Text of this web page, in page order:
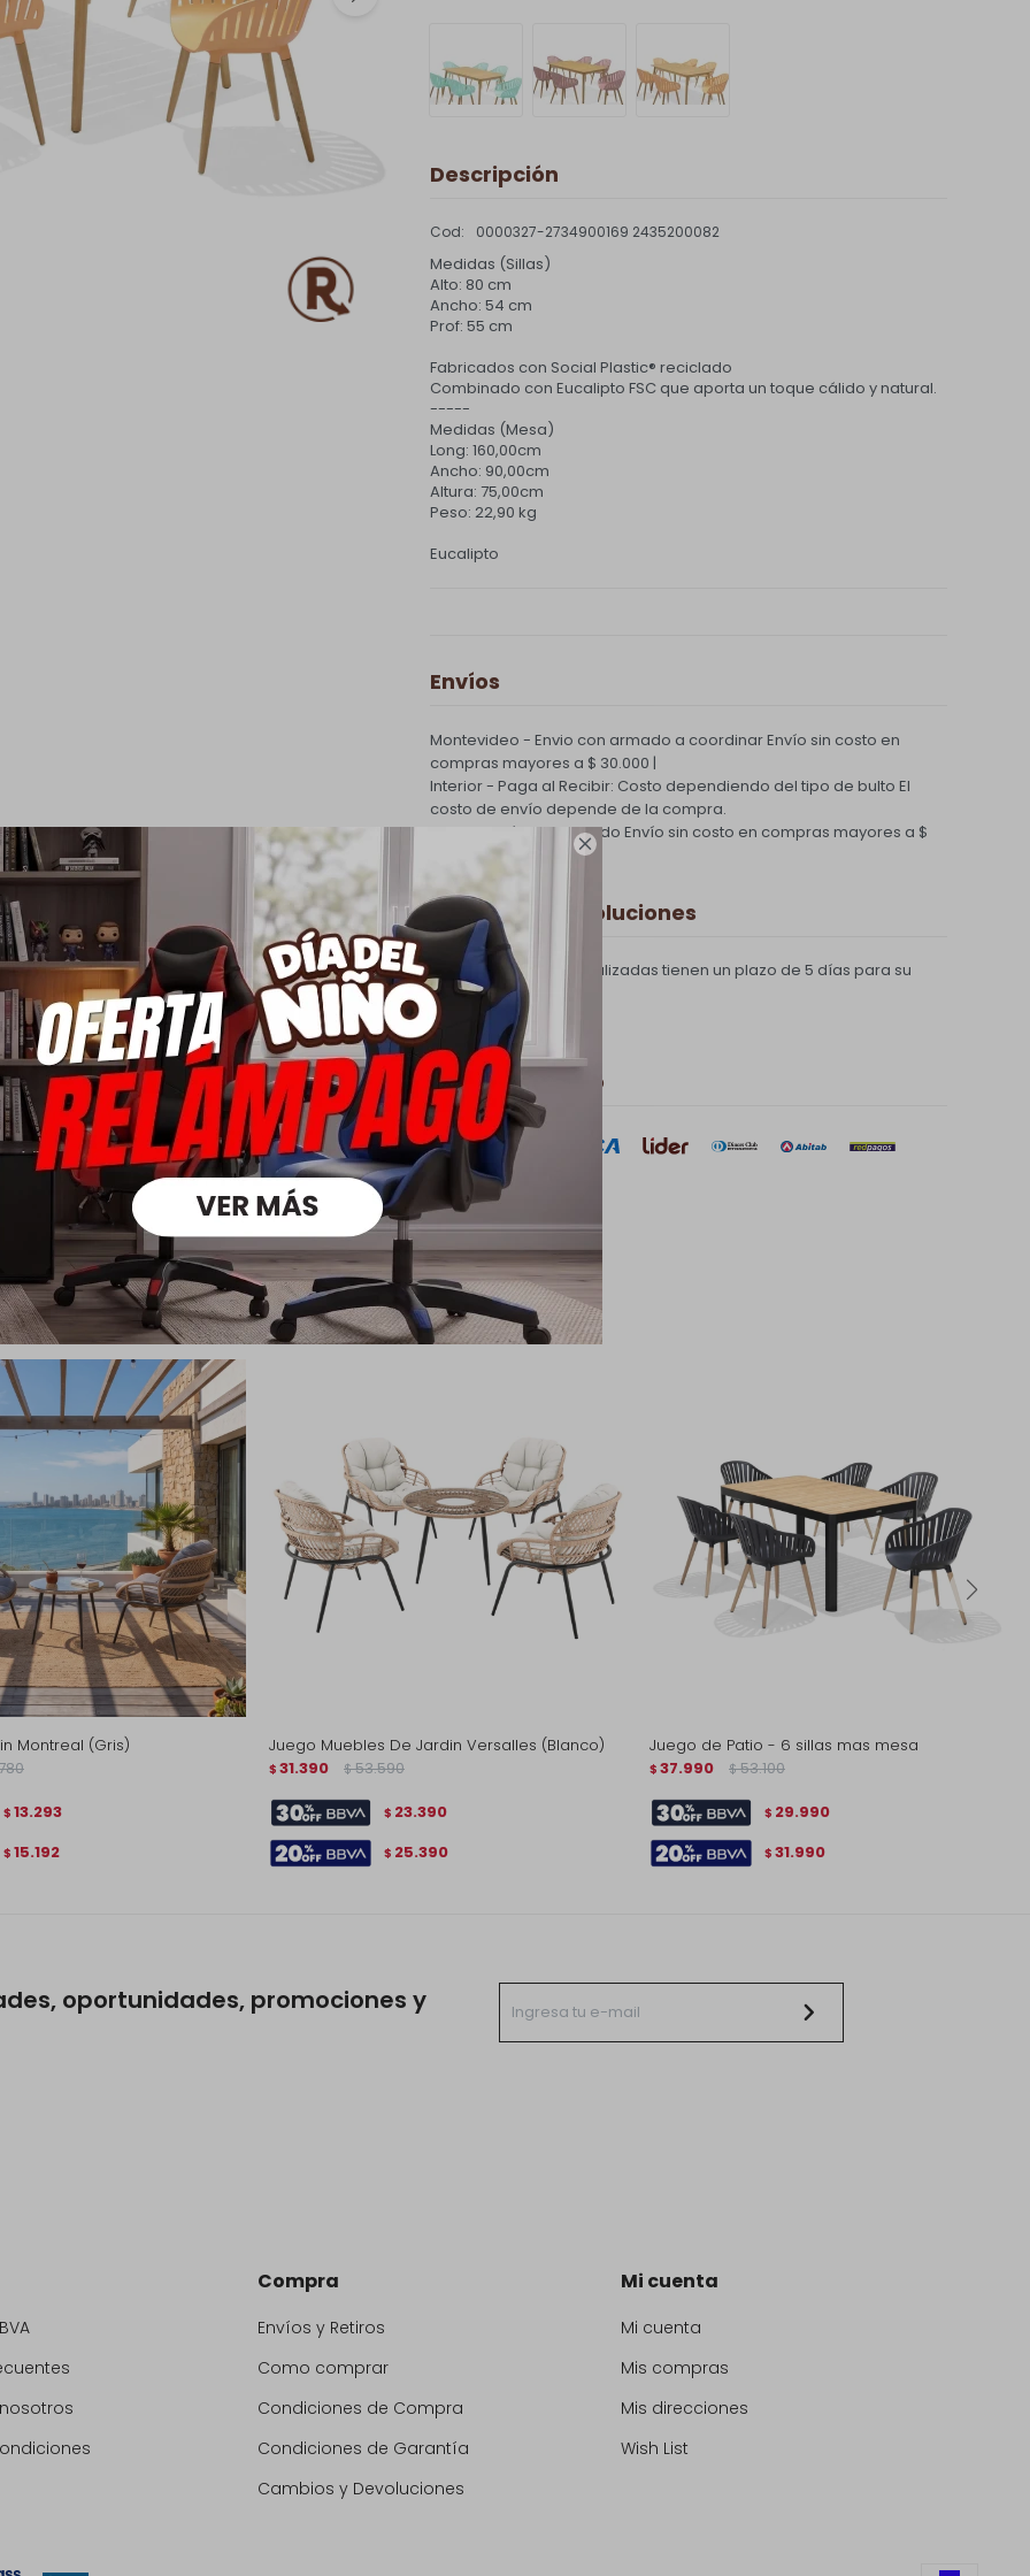

Descripción
0000327-2734900169 2435200082
Medidas (Sillas)
Alto: 80 cm
Ancho: 54 cm
Prof: 55 cm
Fabricados con Social Plastic® reciclado
Combinado con Eucalipto FSC que aporta un toque cálido y natural.
-----
Medidas (Mesa)
Long: 160,00cm
Ancho: 90,00cm
Altura: 75,00cm
Peso: 22,90 kg
Eucalipto
Envíos
Montevideo - Envio con armado a coordinarEnvío sin costo en
compras mayores a $ 30.000 |
Interior - Paga al Recibir: Costo dependiendo del tipo de bulto El
costo de envío depende de la compra.
PQuick Envío Coordinado Envío sin costo en compras mayores a $
30.000 |
Cambios y Devoluciones
Todas las compras realizadas tienen un plazo de 5 días para su
cambio.
Ver mas
Medios de pago
que te pueden interesar
Montreal (Gris)
$ 13.293
$ 15.192
Juego Muebles De Jardin Versalles (Blanco)
$ 31.390 $ 53.590
$ 23.390
$ 25.390
Juego de Patio - 6 sillas mas mesa
$ 37.990 $ 53.100
$ 29.990
$ 31.990
oportunidades, promociones y
Compra
Envíos y Retiros
Como comprar
Condiciones de Compra
Condiciones de Garantía
Cambios y Devoluciones
Mi cuenta
Mi cuenta
Mis compras
Mis direcciones
Wish List